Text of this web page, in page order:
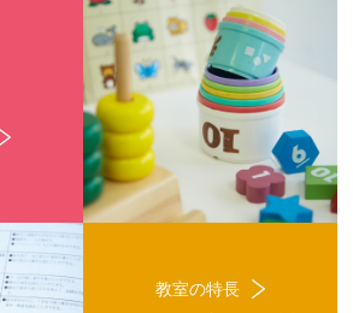
教室の特長